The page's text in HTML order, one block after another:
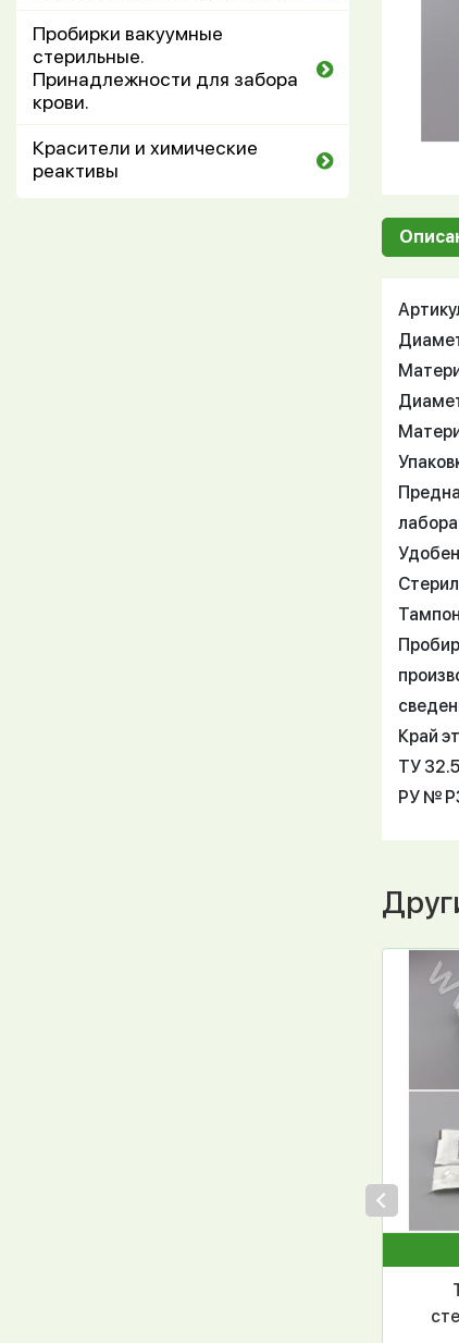
Пробирки вакуумные
стерильные.
Принадлежности для забора
крови.
Красители и химические
реактивы
Край
ТУ
РУ №